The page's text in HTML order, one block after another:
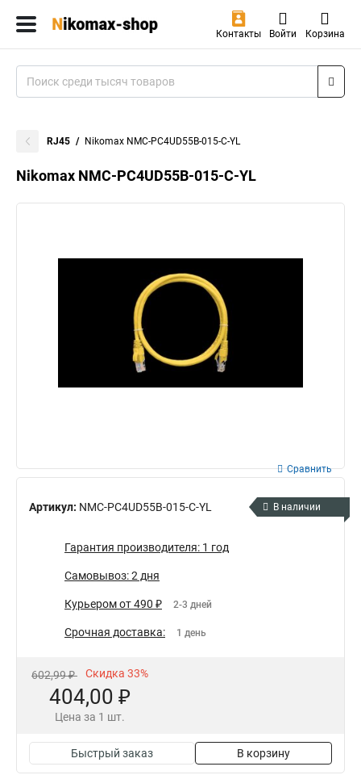
Контакты Войти Корзина
RJ45 Nikomax NMC-PC4UD55B-015-C-YL
Nikomax NMC-PC4UD55B-015-C-YL
Артикул: NMC-PC4UD55B-015-C-YL
Сравнить
В наличии
Гарантия производителя: 1 год
Самовывоз: 2 дня
Курьером от 490 ₽ 2-3 дней
Срочная доставка: 1 день
602,99 ₽ Скидка 33%
404,00 ₽
Цена за 1 шт.
Быстрый заказ В корзину